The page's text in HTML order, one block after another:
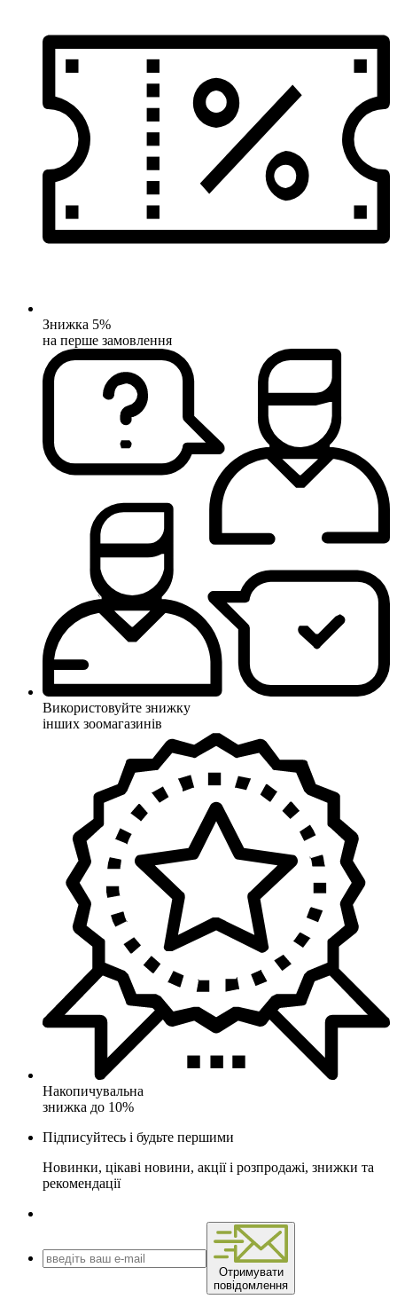
Знижка 5%
на перше замовлення
Використовуйте знижку
інших зоомагазинів
Накопичувальна
знижка до 10%
Підписуйтесь і будьте першими
Новинки, цікаві новини, акції і розпродажі, знижки та
рекомендації
Отримувати
повідомлення